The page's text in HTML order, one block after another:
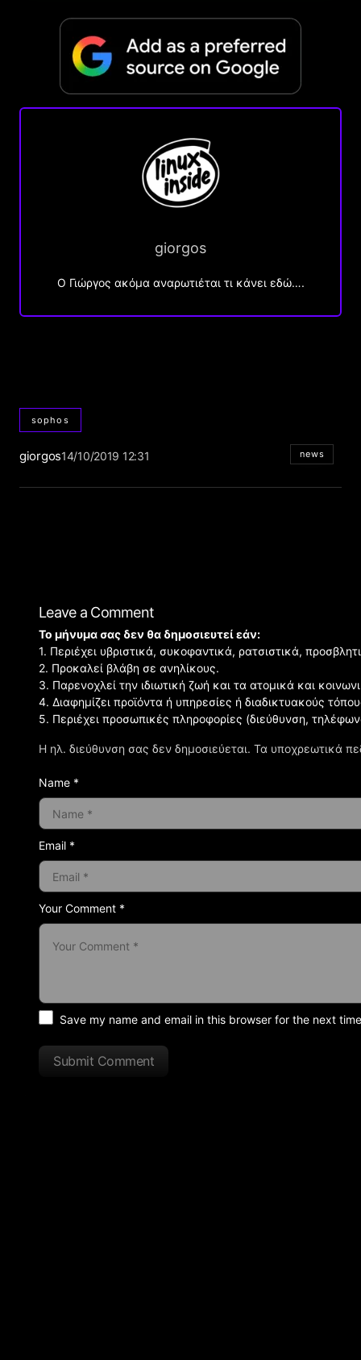
giorgos
Ο Γιώργος ακόμα αναρωτιέται τι κάνει εδώ….
sophos
giorgos14/10/2019 12:31 news
Leave a Comment
Η ηλ. διεύθυνση σας δεν δημοσιεύεται. Τα υποχρεωτικά
Your Comment *
Το μήνυμα σας δεν θα δημοσιευτεί εάν:
1. Περιέχει υβριστικά, συκοφαντικά, ρατσιστικά,
2. Προκαλεί βλάβη σε ανηλίκους.
3. Παρενοχλεί την ιδιωτική ζωή και τα ατομικά και
4. Διαφημίζει προϊόντα ή υπηρεσίες ή διαδικτυακούς
5. Περιέχει προσωπικές πληροφορίες (διεύθυνση,
Name *
Email *
Save my name and email in this browser for the next
Submit Comment